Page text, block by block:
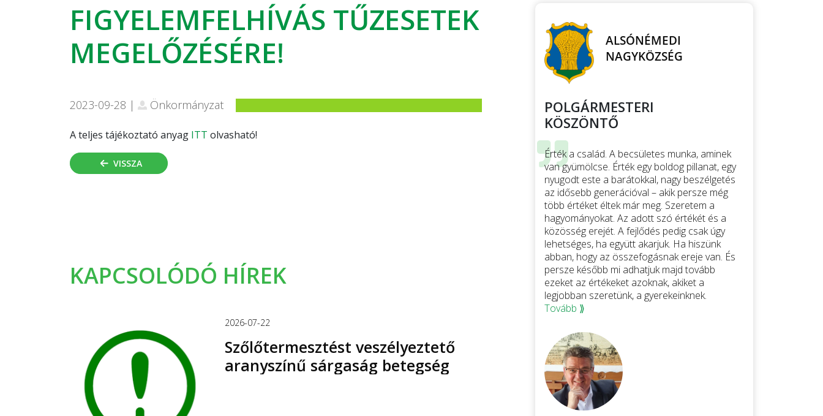
FIGYELEMFELHÍVÁS TŰZESETEK
MEGELŐZÉSÉRE!
2023-09-28 | Önkormányzat
A teljes tájékoztató anyag ITT olvasható!
VISSZA
KAPCSOLÓDÓ HÍREK
2026-07-22
Szőlőtermesztést veszélyeztető
aranyszínű sárgaság betegség
POLGÁRMESTERI
KÖSZÖNTŐ
Érték a család. A becsületes munka, aminek
van gyümölcse. Érték egy boldog pillanat, egy
nyugodt este a barátokkal, nagy beszélgetés
az idősebb generációval – akik persze még
több értéket éltek már meg. Szeretem a
hagyományokat. Az adott szó értékét és a
közösség erejét. A fejlődés pedig csak úgy
lehetséges, ha együtt akarjuk. Ha hiszünk
abban, hogy az összefogásnak ereje van. És
persze később mi adhatjuk majd tovább
ezeket az értékeket azoknak, akiket a
legjobban szeretünk, a gyerekeinknek.
Tovább ⟫